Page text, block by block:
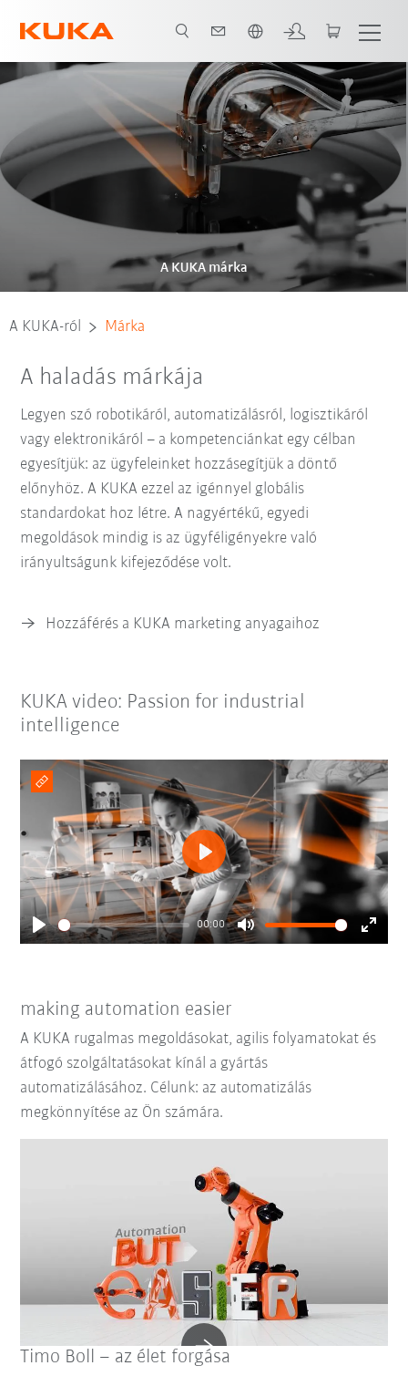
A KUKA márka
A KUKA-ról Márka
A haladás márkája
Legyen szó robotikáról, automatizálásról, logisztikáról
vagy elektronikáról – a kompetenciánkat egy célban
egyesítjük: az ügyfeleinket hozzásegítjük a döntő
előnyhöz. A KUKA ezzel az igénnyel globális
standardokat hoz létre. A nagyértékű, egyedi
megoldások mindig is az ügyféligényekre való
irányultságunk kifejeződése volt.
Hozzáférés a KUKA marketing anyagaihoz
KUKA video: Passion for industrial
intelligence
Play
00:00
Mute
Enter
Play
making automation easier
A KUKA rugalmas megoldásokat, agilis folyamatokat és
átfogó szolgáltatásokat kínál a gyártás
automatizálásához. Célunk: az automatizálás
megkönnyítése az Ön számára.
Timo Boll – az élet forgása